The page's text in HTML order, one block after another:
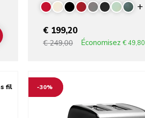
TO CART
€ 199,20
€ 249,00 Économisez € 49,80
fil -30%